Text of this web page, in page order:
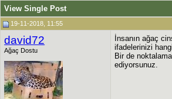
View Single Post
19-11-2018, 11:55
david72
Ağaç Dostu
İnsanın ağaç
ifadelerinizi
Bir de
ediyorsunuz.